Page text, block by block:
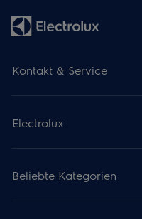
Kontakt & Service
Electrolux
Beliebte Kategorien